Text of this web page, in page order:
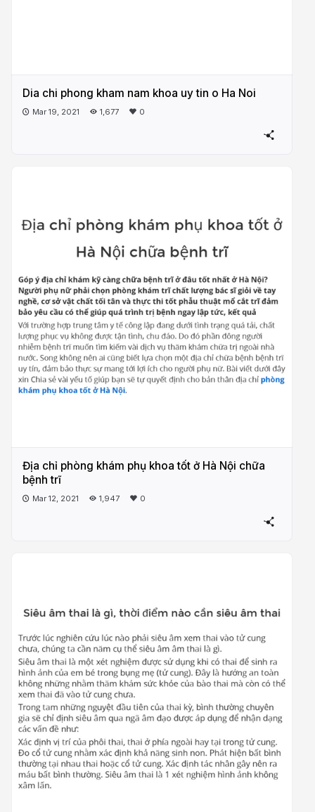
Dia chi phong kham nam khoa uy tin o Ha Noi
Mar 19, 2021 1,677 0
Địa chỉ phòng khám phụ khoa tốt ở Hà Nội chữa
bệnh trĩ
Mar 12, 2021 1,947 0